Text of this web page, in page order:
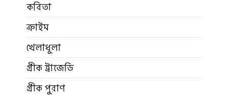
কবিতা
ক্রাইম
খেলাধুলা
গ্রীক ট্রাজেডি
গ্রীক পুরাণ